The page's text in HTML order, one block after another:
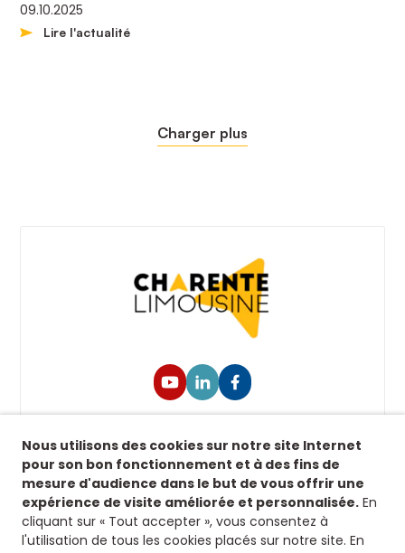
09.10.2025
Lire l'actualité
Charger plus
Retrouvez-nous sur nos réseaux sociaux afin de
suivre toutes nos actualités.
Siège
8 rue fontaines des jardins
Nous utilisons des cookies sur notre site Internet
pour son bon fonctionnement et à des fins de
mesure d'audience dans le but de vous offrir une
expérience de visite améliorée et personnalisée. En
cliquant sur « Tout accepter », vous consentez à
l'utilisation de tous les cookies placés sur notre site. En